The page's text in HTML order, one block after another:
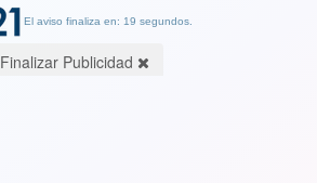
El aviso finaliza en: 19 segundos.
Finalizar Publicidad